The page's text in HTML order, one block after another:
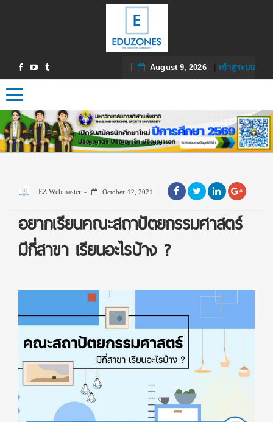
August 9, 2026| เข้าสู่ระบบ
Toggle navigation
EZ Webmaster October 12, 2021
อยากเรียนคณะสถาปัตยกรรมศาสตร์
มีกี่สาขา เรียนอะไรบ้าง ?